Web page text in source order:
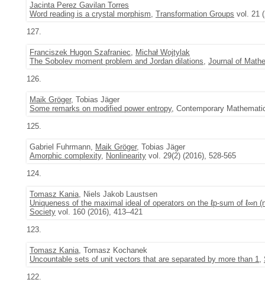
Jacinta Perez Gavilan Torres
Word reading is a crystal morphism, Transformation Groups vol. 21
127.
Franciszek Hugon Szafraniec, Michał Wojtylak
The Sobolev moment problem and Jordan dilations, Journal of
126.
Maik Gröger, Tobias Jäger
Some remarks on modified power entropy, Contemporary
125.
Gabriel Fuhrmann, Maik Gröger, Tobias Jäger
Amorphic complexity, Nonlinearity vol. 29(2) (2016), 528-565
124.
Tomasz Kania, Niels Jakob Laustsen
Uniqueness of the maximal ideal of operators on the ℓp-sum of ℓ∞n
Society vol. 160 (2016), 413–421
123.
Tomasz Kania, Tomasz Kochanek
Uncountable sets of unit vectors that are separated by more than 1,
122.